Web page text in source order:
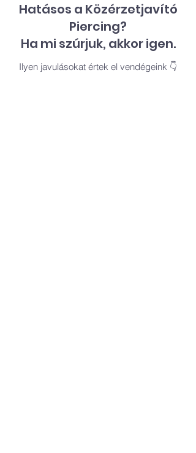
Hatásos a Közérzetjavító
Piercing?
Ha mi szúrjuk, akkor igen.
Ilyen javulásokat értek el vendégeink 👇